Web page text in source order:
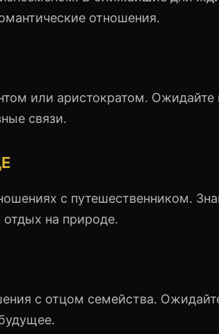
отношения.
или аристократом. Ожидайте
связи.
с путешественником.
на природе.
с отцом семейства.